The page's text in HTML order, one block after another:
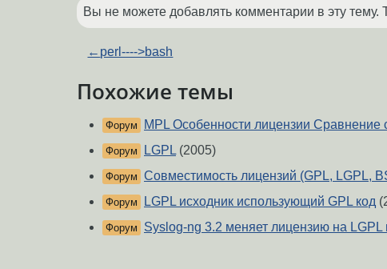
Вы не можете добавлять комментарии в эту
← perl---->bash
Похожие темы
Форум MPL Особенности лицензии Сравнение
Форум LGPL(2005)
Форум Совместимость лицензий (GPL, LGPL,
Форум LGPL исходник использующий GPL код
Форум Syslog-ng 3.2 меняет лицензию на LGPL